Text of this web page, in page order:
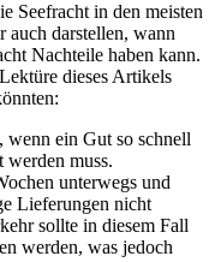
Seefracht in den meisten
darstellen, wann
Nachteile haben kann.
dieses Artikels
wenn ein Gut so schnell
muss.
unterwegs und
Lieferungen nicht
sollte in diesem Fall
werden, was jedoch